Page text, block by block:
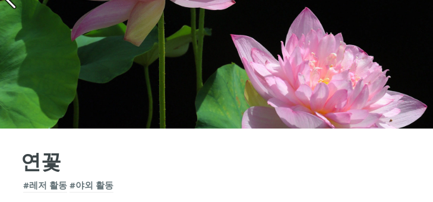
연꽃
#레저 활동 #야외 활동